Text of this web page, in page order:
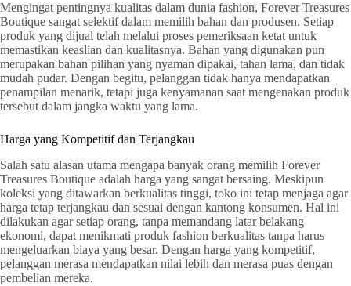
Mengingat pentingnya kualitas dalam dunia fashion, Forever Treasures
Boutique sangat selektif dalam memilih bahan dan produsen. Setiap
produk yang dijual telah melalui proses pemeriksaan ketat untuk
memastikan keaslian dan kualitasnya. Bahan yang digunakan pun
merupakan bahan pilihan yang nyaman dipakai, tahan lama, dan tidak
mudah pudar. Dengan begitu, pelanggan tidak hanya mendapatkan
penampilan menarik, tetapi juga kenyamanan saat mengenakan produk
tersebut dalam jangka waktu yang lama.
Harga yang Kompetitif dan Terjangkau
Salah satu alasan utama mengapa banyak orang memilih Forever
Treasures Boutique adalah harga yang sangat bersaing. Meskipun
koleksi yang ditawarkan berkualitas tinggi, toko ini tetap menjaga agar
harga tetap terjangkau dan sesuai dengan kantong konsumen. Hal ini
dilakukan agar setiap orang, tanpa memandang latar belakang
ekonomi, dapat menikmati produk fashion berkualitas tanpa harus
mengeluarkan biaya yang besar. Dengan harga yang kompetitif,
pelanggan merasa mendapatkan nilai lebih dan merasa puas dengan
pembelian mereka.